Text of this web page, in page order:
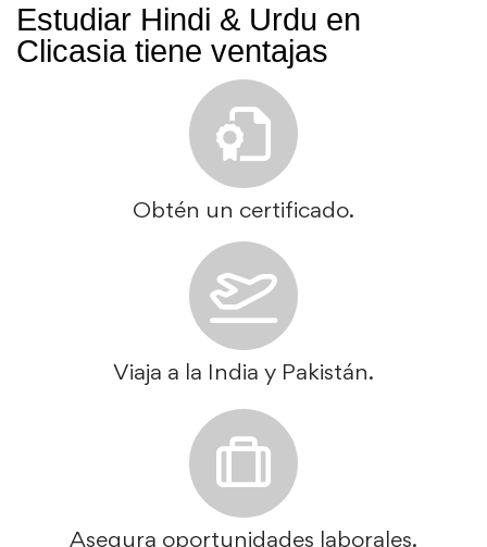
Estudiar Hindi & Urdu en
Clicasia tiene ventajas
Obtén un certificado.
Viaja a la India y Pakistán.
Asegura oportunidades laborales.